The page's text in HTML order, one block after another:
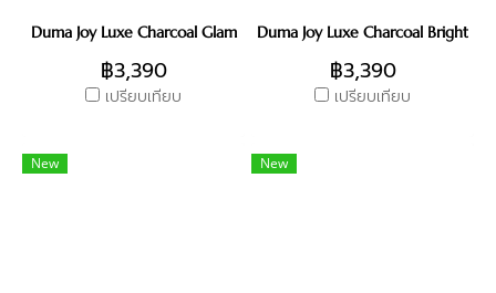
Duma Joy Luxe Charcoal Glam
฿3,390
เปรียบเทียบ
Duma Joy Luxe Charcoal Bright
฿3,390
เปรียบเทียบ
New New